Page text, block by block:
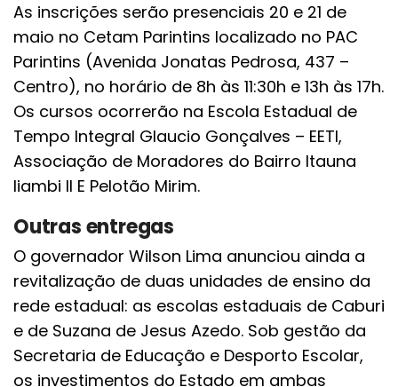
As inscrições serão presenciais 20 e 21 de
maio no Cetam Parintins localizado no PAC
Parintins (Avenida Jonatas Pedrosa, 437 –
Centro), no horário de 8h às 11:30h e 13h às 17h.
Os cursos ocorrerão na Escola Estadual de
Tempo Integral Glaucio Gonçalves – EETI,
Associação de Moradores do Bairro Itauna
Iiambi II E Pelotão Mirim.
Outras entregas
O governador Wilson Lima anunciou ainda a
revitalização de duas unidades de ensino da
rede estadual: as escolas estaduais de Caburi
e de Suzana de Jesus Azedo. Sob gestão da
Secretaria de Educação e Desporto Escolar,
os investimentos do Estado em ambas